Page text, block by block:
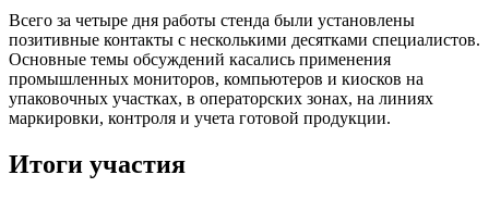
Всего за четыре дня работы стенда были установлены
позитивные контакты с несколькими десятками специалистов.
Основные темы обсуждений касались применения
промышленных мониторов, компьютеров и киосков на
упаковочных участках, в операторских зонах, на линиях
маркировки, контроля и учета готовой продукции.
Итоги участия